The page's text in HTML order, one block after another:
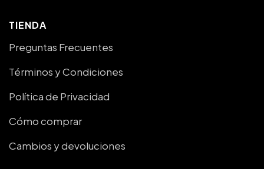
TIENDA
Preguntas Frecuentes
Términos y Condiciones
Política de Privacidad
Cómo comprar
Cambios y devoluciones